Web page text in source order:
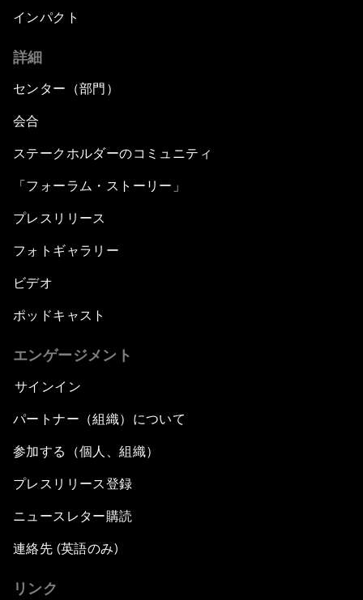
インパクト
詳細
センター（部門）
会合
ステークホルダーのコミュニティ
「フォーラム・ストーリー」
プレスリリース
フォトギャラリー
ビデオ
ポッドキャスト
エンゲージメント
サインイン
パートナー（組織）について
参加する（個人、組織）
プレスリリース登録
ニュースレター購読
連絡先 (英語のみ)
リンク